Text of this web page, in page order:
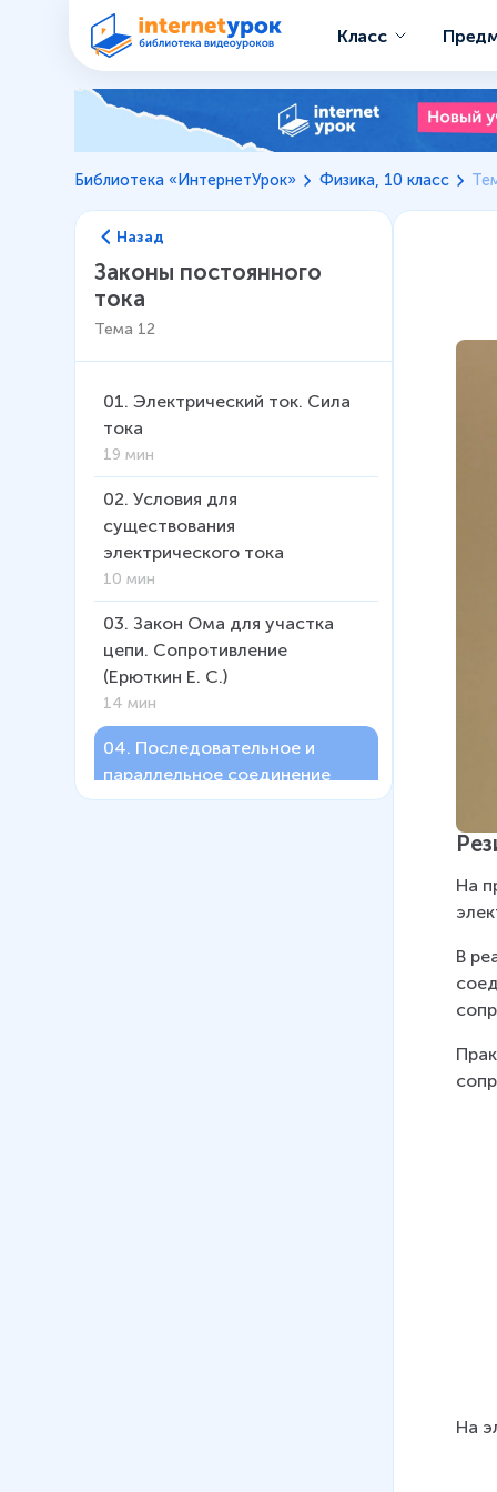
Класс
Библиотека «ИнтернетУрок» Физика, 10 класс
Назад
Законы постоянного
тока
Тема 12
01. Электрический ток. Сила
тока
19 мин
02. Условия для
существования
электрического тока
10 мин
03. Закон Ома для участка
цепи. Сопротивление
(Ерюткин Е. С.)
14 мин
04. Последовательное и
параллельное соединение
резисторов
На
В
На